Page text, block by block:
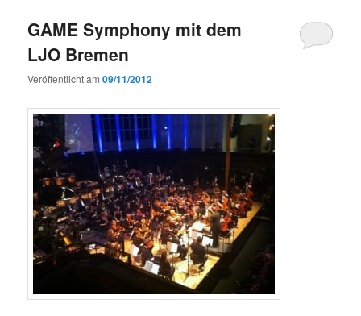
GAME Symphony mit dem
LJO Bremen
Veröffentlicht am09/11/2012